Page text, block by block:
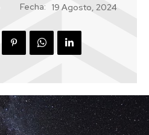
Fecha: 19 Agosto, 2024